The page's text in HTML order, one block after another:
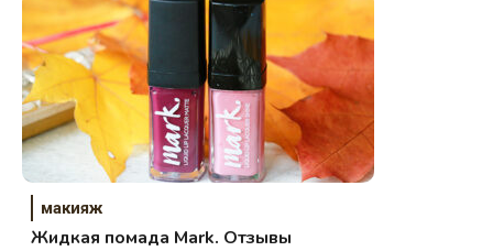
макияж
Жидкая помада Mark. Отзывы